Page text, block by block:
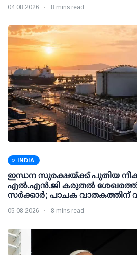
04 08 2026 8 mins read
INDIA
ഇന്ധന സുരക്ഷയ്ക്ക് പുതിയ
എല്‍.എന്‍.ജി കരുതല്‍
സര്‍ക്കാര്‍; പാചക വാതകത്തിന്
05 08 2026 8 mins read